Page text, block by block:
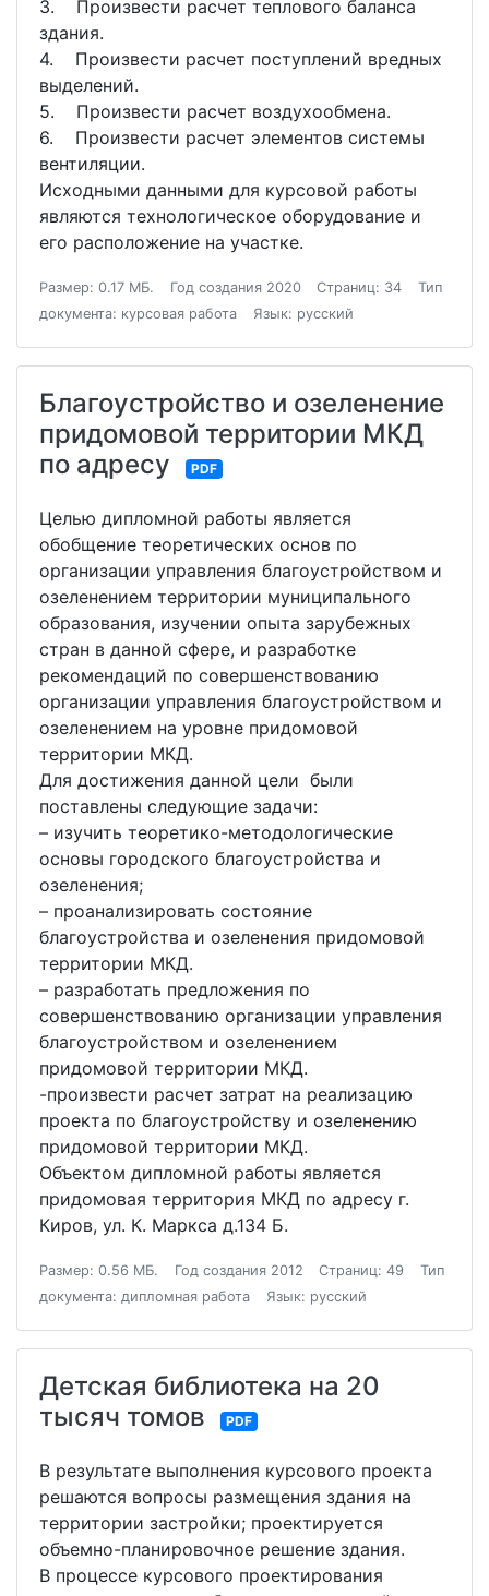
3. Произвести расчет теплового баланса
здания.
4. Произвести расчет поступлений вредных
выделений.
5. Произвести расчет воздухообмена.
6. Произвести расчет элементов системы
вентиляции.
Исходными данными для курсовой работы
являются технологическое оборудование и
его расположение на участке.
Размер: 0.17 МБ. Год создания 2020 Страниц: 34
Тип
документа: курсовая работа
Язык: русский
Благоустройство и озеленение
придомовой территории МКД
по адресу
PDF
Целью дипломной работы является
обобщение теоретических основ по
организации управления благоустройством и
озеленением территории муниципального
образования, изучении опыта зарубежных
стран в данной сфере, и разработке
рекомендаций по совершенствованию
организации управления благоустройством и
озеленением на уровне придомовой
территории МКД.
Для достижения данной цели были
поставлены следующие задачи:
– изучить теоретико-методологические
основы городского благоустройства и
озеленения;
– проанализировать состояние
благоустройства и озеленения придомовой
территории МКД.
– разработать предложения по
совершенствованию организации управления
благоустройством и озеленением
придомовой территории МКД.
-произвести расчет затрат на реализацию
проекта по благоустройству и озеленению
придомовой территории МКД.
Объектом дипломной работы является
придомовая территория МКД по адресу г.
Киров, ул. К. Маркса д.134 Б.
Размер: 0.56 МБ. Год создания 2012 Страниц: 49
Тип
документа: дипломная работа
Язык: русский
Детская библиотека на 20
тысяч томов
PDF
В результате выполнения курсового проекта
решаются вопросы размещения здания на
территории застройки; проектируется
объемно-планировочное решение здания.
В процессе курсового проектирования